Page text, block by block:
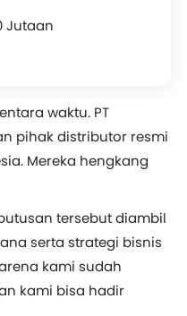
Jutaan
waktu. PT
pihak distributor resmi
Mereka hengkang
tersebut diambil
serta strategi bisnis
kami sudah
kami bisa hadir